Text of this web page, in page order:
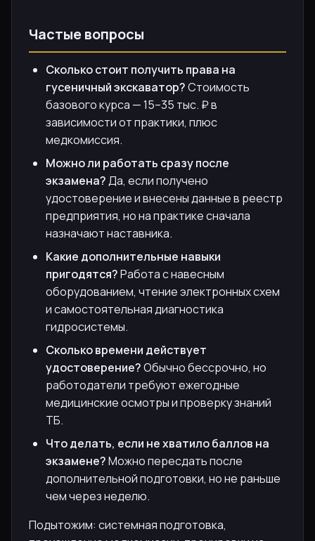
Частые вопросы
Сколько стоит получить права на
гусеничный экскаватор?Стоимость
базового курса — 15–35 тыс. ₽ в
зависимости от практики, плюс
медкомиссия.
Можно ли работать сразу после
экзамена?Да, если получено
удостоверение и внесены данные в реестр
предприятия, но на практике сначала
назначают наставника.
Какие дополнительные навыки
пригодятся?Работа с навесным
оборудованием, чтение электронных схем
и самостоятельная диагностика
гидросистемы.
Сколько времени действует
удостоверение?Обычно бессрочно, но
работодатели требуют ежегодные
медицинские осмотры и проверку знаний
ТБ.
Что делать, если не хватило баллов на
экзамене?Можно пересдать после
дополнительной подготовки, но не раньше
чем через неделю.
Подытожим: системная подготовка,